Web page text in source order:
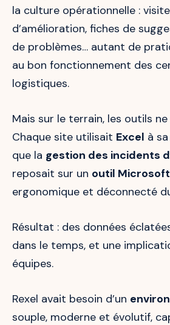
la culture opérationnelle :
d’amélioration, fiches de
de problèmes… autant de
au bon fonctionnement des
logistiques.
Mais sur le terrain, les outils
Chaque site utilisait Excel à
que la gestion des incidents
reposait sur un outil
ergonomique et déconnecté
Résultat : des données
dans le temps, et une
équipes.
Rexel avait besoin d’un
souple, moderne et évolutif,